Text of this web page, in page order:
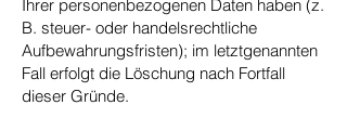
Ihrer personenbezogenen Daten haben (z.
B. steuer- oder handelsrechtliche
Aufbewahrungsfristen); im letztgenannten
Fall erfolgt die Löschung nach Fortfall
dieser Gründe.